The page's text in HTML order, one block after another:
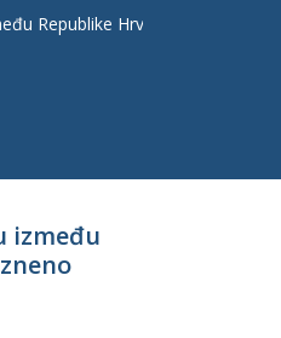
Republike Hrvatske i
između